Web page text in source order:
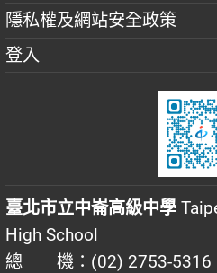
隱私權及網站安全政策
登入
臺北市立中崙高級中學
High School
總 機：(02) 2753-5316